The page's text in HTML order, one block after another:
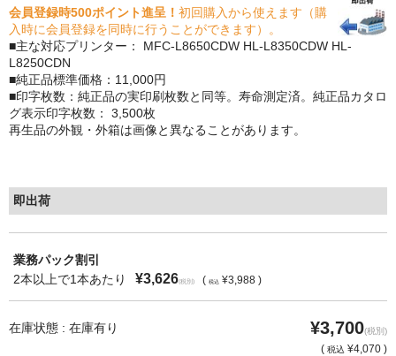
もっと安い販売店があります。何が違うのですか？
リサイクルトナーで経費削減
リサイクルトナーの評価
リサイクルトナーを使える会社、使えない会社
印字枚数について
対応プリンターメーカー
見積書発行依頼
会員登録時500ポイント進呈！ 初回購入から使えます（購
入時に会員登録を同時に行うことができます）。
■主な対応プリンター： MFC-L8650CDW HL-L8350CDW HL-
L8250CDN
■純正品標準価格：11,000円
■印字枚数：純正品の実印刷枚数と同等。寿命測定済。純正品カタロ
グ表示印字枚数： 3,500枚
再生品の外観・外箱は画像と異なることがあります。
即出荷
業務パック割引
2本以上で1本あたり
¥3,626(税別) ( 税込 ¥3,988 )
在庫状態 : 在庫有り ¥3,700(税別)
( 税込 ¥4,070 )